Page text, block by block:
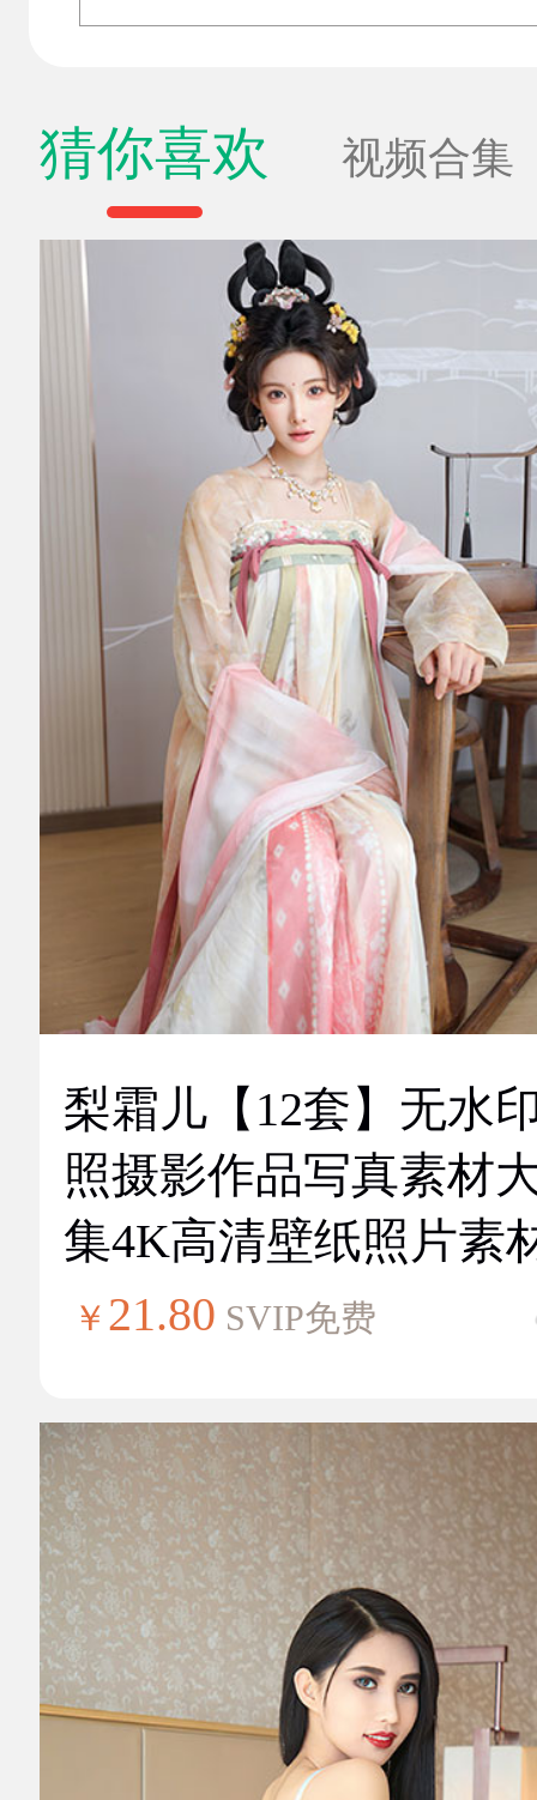
猜你喜欢 视频合集
梨霜儿【12套】无水
照摄影作品写真素材
集4K高清壁纸照片素
￥ 21.80 SVIP免费